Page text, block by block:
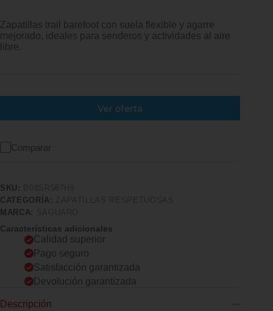
Zapatillas trail barefoot con suela flexible y agarre
mejorado, ideales para senderos y actividades al aire
libre.
Ver oferta
Comparar
SKU:
CATEGORÍA:
MARCA:
Características adicionales
Calidad superior
Pago seguro
Satisfacción garantizada
Devolución garantizada
Descripción